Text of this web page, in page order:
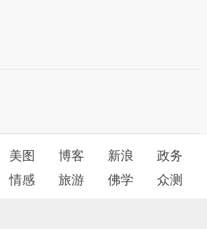
美图 博客 新浪
政务
情感 旅游 佛学 众测